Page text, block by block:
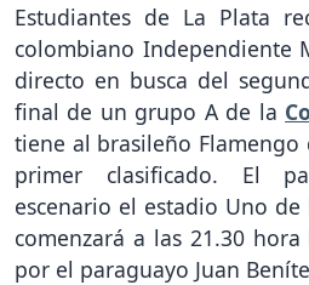
Estudiantes de La Plata
colombiano Independiente
directo en busca del
final de un grupo A de la
tiene al brasileño
primer clasificado. El
escenario el estadio Uno
comenzará a las 21.30
por el paraguayo Juan